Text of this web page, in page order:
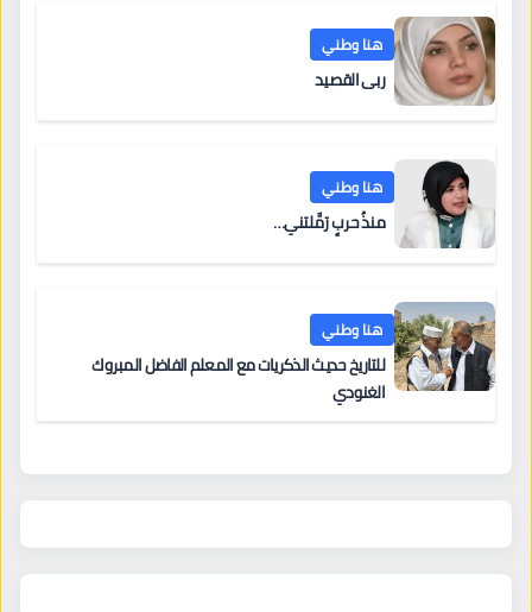
هنا وطني
ربى القصيد
هنا وطني
منذُ حربٍ رَمَّلتني…
هنا وطني
للتاريخ حديث الذكريات مع المعلم الفاضل المبروك
الغنودي